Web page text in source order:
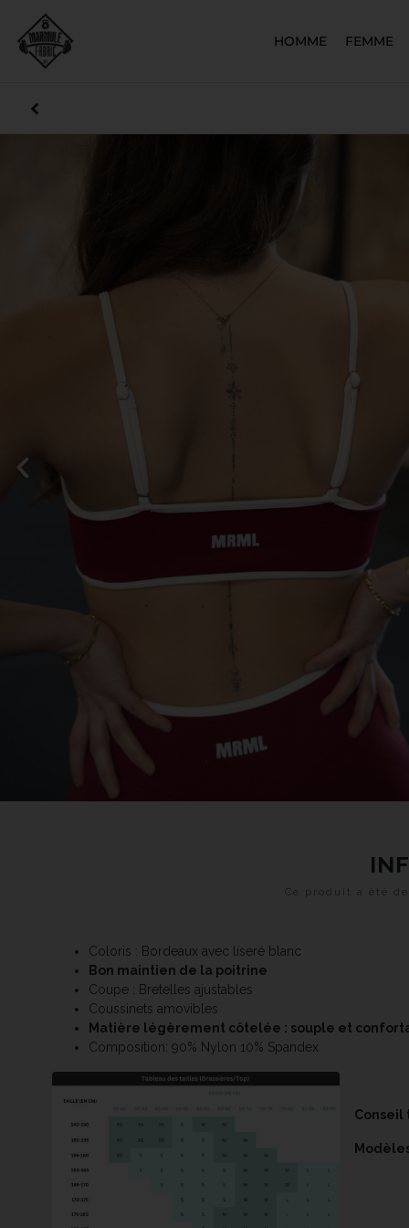
HOMME FEMME
Ce produit a été
Coloris : Bordeaux avec liseré blanc
Bon maintien de la poitrine
Coupe : Bretelles ajustables
Coussinets amovibles
Matière légèrement côtelée : souple et
Composition: 90% Nylon 10% Spandex